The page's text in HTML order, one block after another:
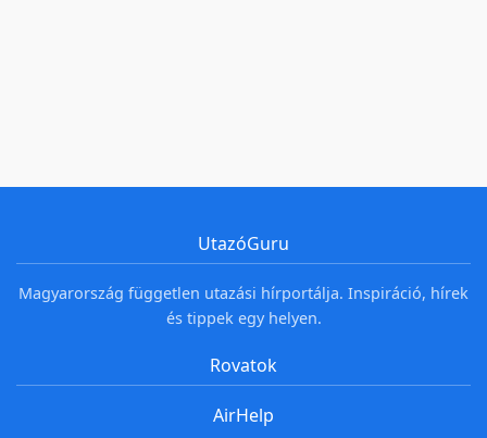
UtazóGuru
Magyarország független utazási hírportálja. Inspiráció, hírek
és tippek egy helyen.
Rovatok
AirHelp